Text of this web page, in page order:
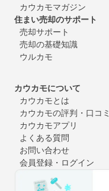
カウカモマガジン
住まい売却のサポート
売却サポート
売却の基礎知識
ウルカモ
カウカモについて
カウカモとは
カウカモの評判・口コミ
カウカモアプリ
よくある質問
お問い合わせ
会員登録・ログイン